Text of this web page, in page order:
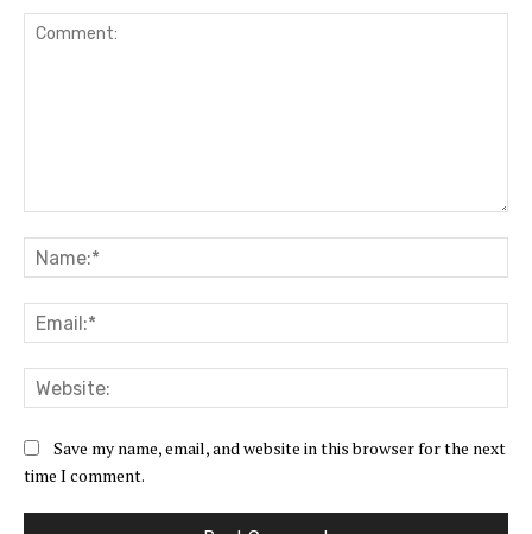
Save my name, email, and website in this browser for the next
time I comment.